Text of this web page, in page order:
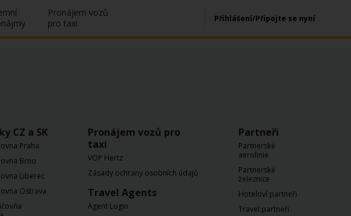
Pronájem vozů
pro taxi
Přihlášení/Připojte se nyní
CZ a SK
Praha
Brno
Liberec
Ostrava
Pronájem vozů pro
taxi
VOP Hertz
Zásady ochrany osobních údajů
Travel Agents
Agent Login
Partneři
Partnerské
aerolinie
Partnerské
železnice
Hoteloví partneři
Travel partneři